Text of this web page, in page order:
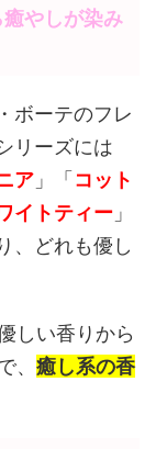
やしが染み
ボーテのフレ
リーズには
ア 」「 コット
イトティー 」
、どれも優し
しい香りから
、 癒し系の香